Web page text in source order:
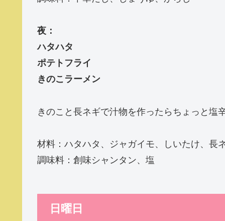
夜：
ハタハタ
ポテトフライ
きのこラーメン
きのこと長ネギで汁物を作ったらちょっと塩
材料：ハタハタ、ジャガイモ、しいたけ、長
調味料：創味シャンタン、塩
日曜日